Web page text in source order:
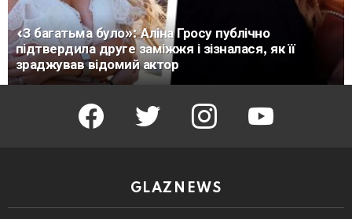
«З багатьма було»: Аліна Гросу публічно
підтвердила друге заміжжя і зізналася, як її
зраджував відомий актор
facebook twitter instagram youtube
GLAZNEWS